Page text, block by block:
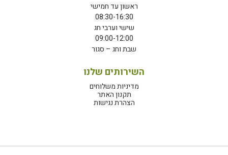
ראשון עד חמישי
08:30-16:30
שישי וערבי חג
09:00-12:00
שבת וחג – סגור
השירותים שלנו
מדיניות משלוחים
תקנון האתר
הצהרת נגישות